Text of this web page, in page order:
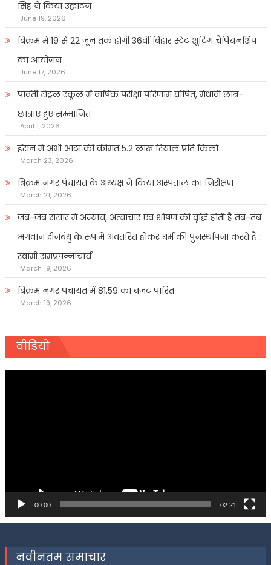
सिंह ने किया उद्घाटन
June 19, 2026
बिक्रम में 19 से 22 जून तक होगी 36वीं बिहार स्टेट शूटिंग चैंपियनशिप
का आयोजन
June 17, 2026
पार्वती सेंट्रल स्कूल में वार्षिक परीक्षा परिणाम घोषित, मेधावी छात्र-
छात्राएं हुए सम्मानित
April 1, 2026
ईरान में अभी आटा की कीमत 5.2 लाख रियाल प्रति किलो
March 23, 2026
बिक्रम नगर पंचायत के अध्यक्ष ने किया अस्पताल का निरीक्षण
March 21, 2026
जब-जब संसार में अन्याय, अत्याचार एवं शोषण की वृद्धि होती है तब-तब
भगवान दीनबंधु के रूप में अवतरित होकर धर्म की पुनर्स्थापना करते हैं :
स्वामी रामप्रपन्नाचार्य
March 19, 2026
बिक्रम नगर पंचायत में 81.59 का बजट पारित
March 19, 2026
वीडियो
00:00 02:21
नवीनतम समाचार